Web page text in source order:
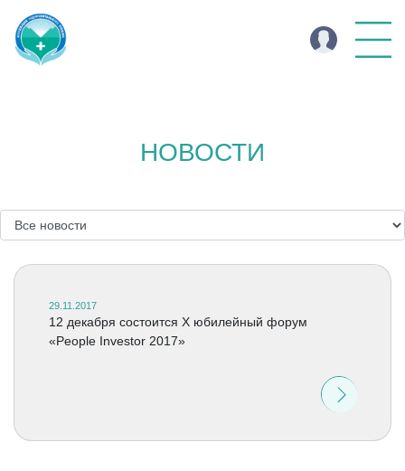
НОВОСТИ
29.11.2017
12 декабря состоится X юбилейный форум
«People Investor 2017»